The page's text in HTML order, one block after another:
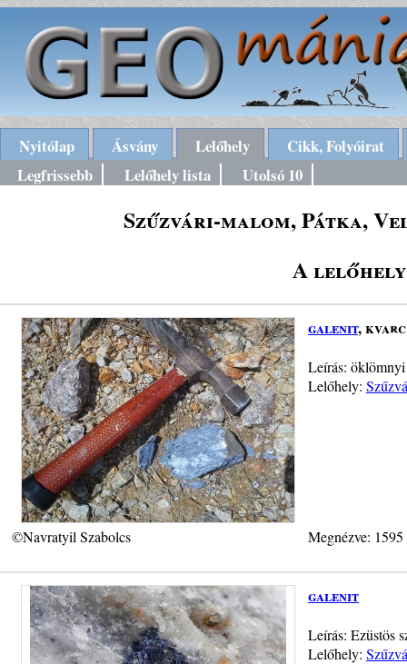
Nyitólap Ásvány Lelőhely
Cikk, Folyóirat
Legfrissebb
Lelőhely lista Utolsó 10
Szűzvári-malom, Pátka,
A lelőhely
galenit, kvarc
Leírás: öklömnyi
Lelőhely:
©Navratyil Szabolcs Megnézve:
galenit
Leírás: Ezüstös
Lelőhely: